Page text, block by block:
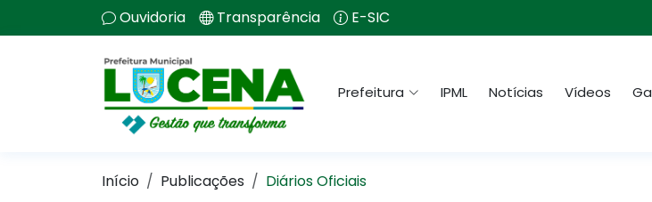
Ouvidoria Transparência E-SIC
Prefeitura IPML Notícias Vídeos
Início Publicações Diários Oficiais